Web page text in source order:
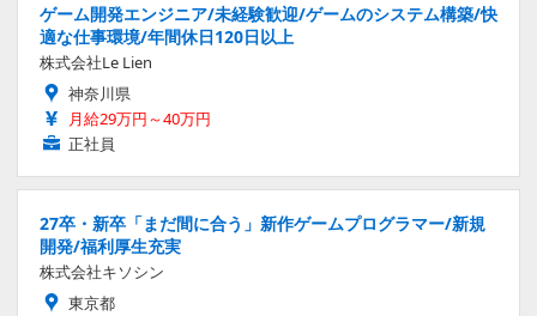
ゲーム開発エンジニア/未経験歓迎/ゲームのシステム構築/快
適な仕事環境/年間休日120日以上
株式会社Le Lien
神奈川県
月給29万円～40万円
正社員
27卒・新卒「まだ間に合う」新作ゲームプログラマー/新規
開発/福利厚生充実
株式会社キソシン
東京都